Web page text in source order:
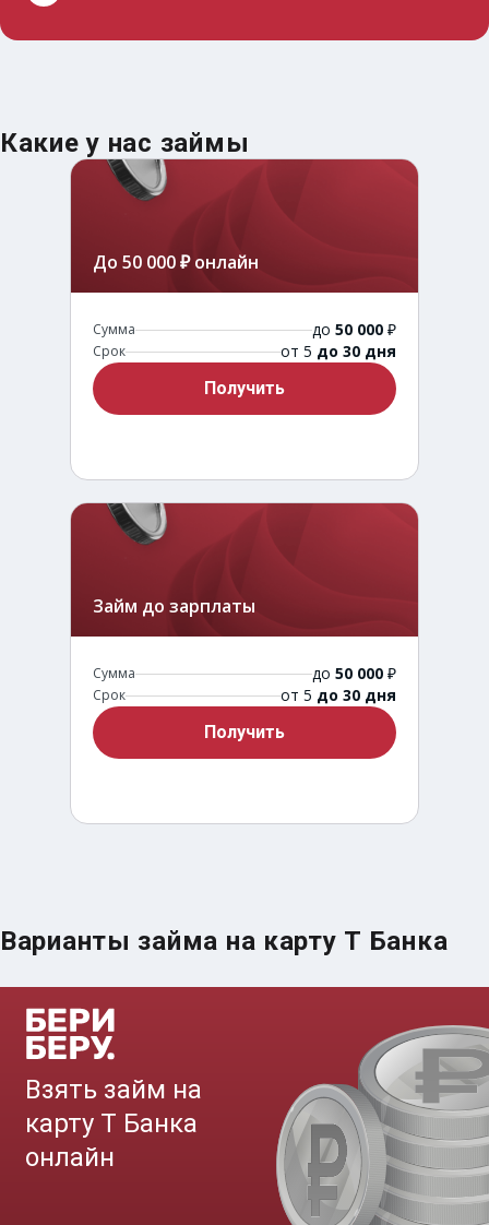
Какие у нас займы
До 50 000 ₽ онлайн
Сумма до 50 000 ₽
Срок от 5 до 30 дня
Получить
Займ до зарплаты
Сумма до 50 000 ₽
Срок от 5 до 30 дня
Получить
Срочный займ за 15 минут
Сумма
Срок
до 30 дня
Варианты займа на карту Т Банка